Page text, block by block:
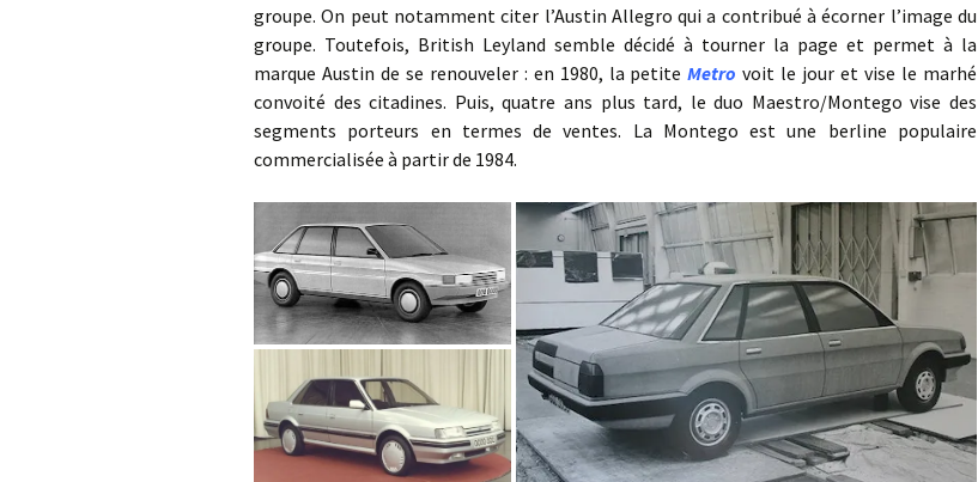
groupe. On peut notamment citer l’Austin Allegro qui a contribué à écorner l’image du
groupe. Toutefois, British Leyland semble décidé à tourner la page et permet à la
marque Austin de se renouveler : en 1980, la petiteMetro voit le jour et vise le marhé
convoité des citadines. Puis, quatre ans plus tard, le duo Maestro/Montego vise des
segments porteurs en termes de ventes. La Montego est une berline populaire
commercialisée à partir de 1984.